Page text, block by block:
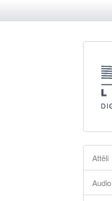
Attēli
Audio